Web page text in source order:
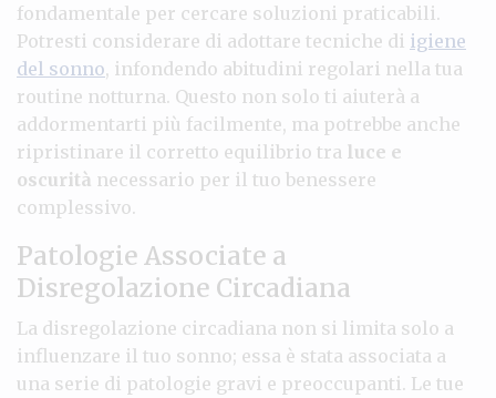
fondamentale per cercare soluzioni praticabili.
Potresti considerare di adottare tecniche di igiene
del sonno, infondendo abitudini regolari nella tua
routine notturna. Questo non solo ti aiuterà a
addormentarti più facilmente, ma potrebbe anche
ripristinare il corretto equilibrio tra luce e
oscurità necessario per il tuo benessere
complessivo.
Patologie Associate a
Disregolazione Circadiana
La disregolazione circadiana non si limita solo a
influenzare il tuo sonno; essa è stata associata a
una serie di patologie gravi e preoccupanti. Le tue